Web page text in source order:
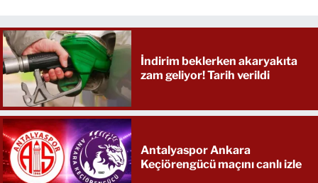
İndirim beklerken akaryakıta
zam geliyor! Tarih verildi
Antalyaspor Ankara
Keçiörengücü maçını canlı izle